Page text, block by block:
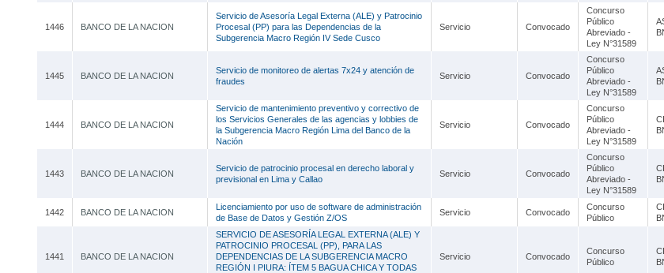
Moquegua
Piura
Puno
San Martín
1446 BANCO DE LA NACION
Servicio de Asesoría Legal Externa (ALE) y Patrocinio
Procesal (PP) para las Dependencias de la
Subgerencia Macro Región IV Sede Cusco
Servicio Convocado
Concurso
Público
Abreviado -
Ley N°31589
1445 BANCO DE LA NACION
Servicio de monitoreo de alertas 7x24 y atención de
fraudes
Servicio Convocado
Concurso
Público
Abreviado -
Ley N°31589
1444 BANCO DE LA NACION
Servicio de mantenimiento preventivo y correctivo de
los Servicios Generales de las agencias y lobbies de
la Subgerencia Macro Región Lima del Banco de la
Nación
Servicio Convocado
Concurso
Público
Abreviado -
Ley N°31589
1443 BANCO DE LA NACION
Servicio de patrocinio procesal en derecho laboral y
previsional en Lima y Callao
Servicio Convocado
Concurso
Público
Abreviado -
Ley N°31589
1442 BANCO DE LA NACION
Licenciamiento por uso de software de administración
de Base de Datos y Gestión Z/OS
Servicio Convocado
Concurso
Público
1441 BANCO DE LA NACION
SERVICIO DE ASESORÍA LEGAL EXTERNA (ALE) Y
PATROCINIO PROCESAL (PP), PARA LAS
DEPENDENCIAS DE LA SUBGERENCIA MACRO
REGIÓN I PIURA: ÍTEM 5 BAGUA CHICA Y TODAS
Servicio Convocado
Concurso
Público